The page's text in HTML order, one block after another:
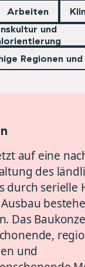
Arbeiten
und
Regionen
auf eine
des
durch serielle
Das
und